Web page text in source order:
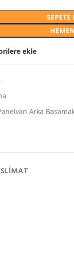
SEPETE
ekle
Arka